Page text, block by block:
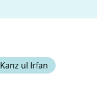
Kanz ul Irfan